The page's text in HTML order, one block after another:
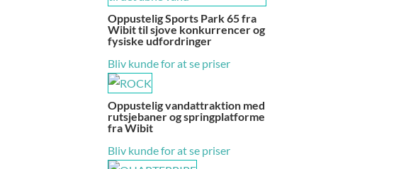
Oppustelig Sports Park 65 fra
Wibit til sjove konkurrencer og
fysiske udfordringer
Bliv kunde for at se priser
Oppustelig vandattraktion med
rutsjebaner og springplatforme
fra Wibit
Bliv kunde for at se priser